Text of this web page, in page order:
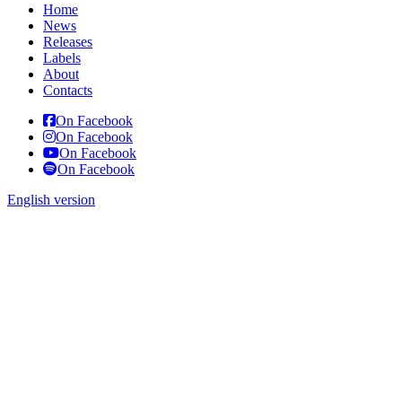
Home
News
Releases
Labels
About
Contacts
On Facebook
On Facebook
On Facebook
On Facebook
English version